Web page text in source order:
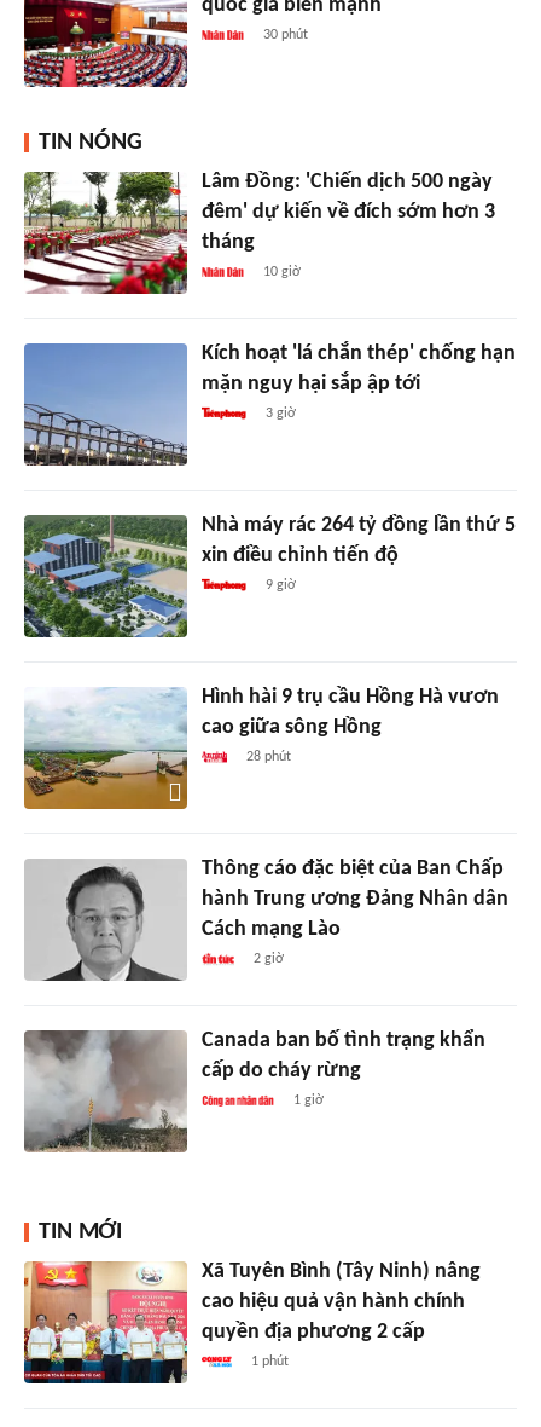
quốc gia biển mạnh
30 phút
TIN NÓNG
Lâm Đồng: 'Chiến dịch 500 ngày
đêm' dự kiến về đích sớm hơn 3
tháng
10 giờ
Kích hoạt 'lá chắn thép' chống hạn
mặn nguy hại sắp ập tới
3 giờ
Nhà máy rác 264 tỷ đồng lần thứ 5
xin điều chỉnh tiến độ
9 giờ
Hình hài 9 trụ cầu Hồng Hà vươn
cao giữa sông Hồng
28 phút
Thông cáo đặc biệt của Ban Chấp
hành Trung ương Đảng Nhân dân
Cách mạng Lào
2 giờ
Canada ban bố tình trạng khẩn
cấp do cháy rừng
1 giờ
TIN MỚI
Xã Tuyên Bình (Tây Ninh) nâng
cao hiệu quả vận hành chính
quyền địa phương 2 cấp
1 phút